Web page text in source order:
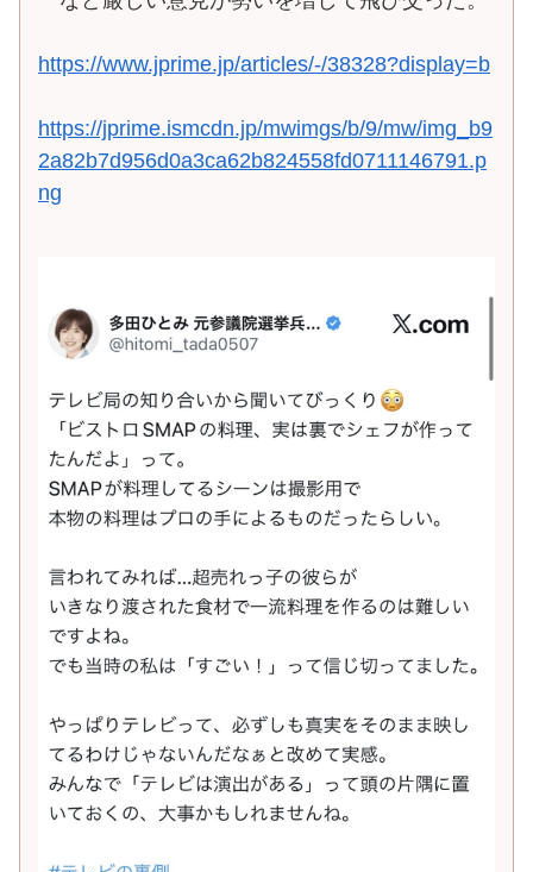
https://www.jprime.jp/articles/-/38328?display=b
https://jprime.ismcdn.jp/mwimgs/b/9/mw/img_b9
2a82b7d956d0a3ca62b824558fd0711146791.p
ng